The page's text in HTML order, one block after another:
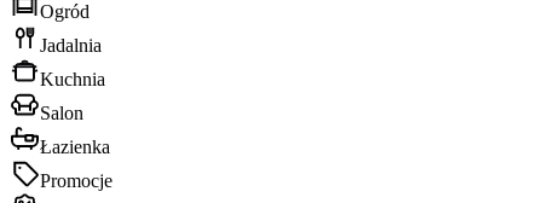
Ogród
Jadalnia
Kuchnia
Salon
Łazienka
Promocje